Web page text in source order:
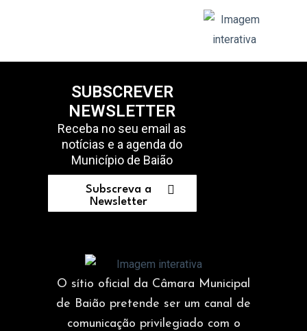
SUBSCREVER
NEWSLETTER
Receba no seu email as
notícias e a agenda do
Município de Baião
Subscreva a
Newsletter
O sítio oficial da Câmara Municipal
de Baião pretende ser um canal de
comunicação privilegiado com o